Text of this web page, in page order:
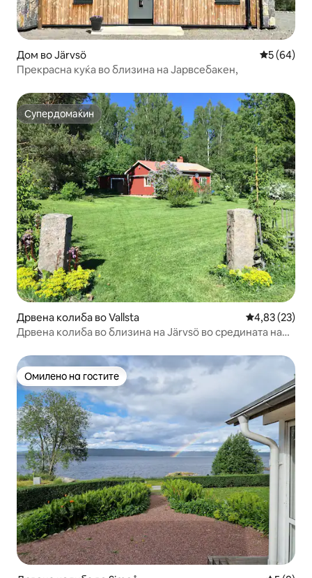
Дом во Järvsö Просечна
5 (64)
Прекрасна куќа во близина на Јарвсебакен,
Супердомаќин
Супердомаќин
Дрвена колиба во Vallsta Просечна
4,83 (23)
Дрвена колиба во близина на Järvsö во средината на
Омилено на гостите
Омилено на гостите